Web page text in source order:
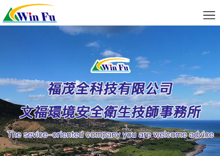
關
们
項
目
新
消
息
聯
絡
我
們
線
上
預
資
料